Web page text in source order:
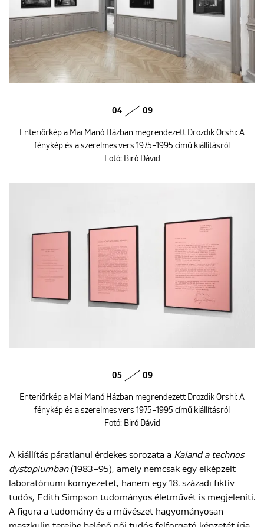
04 09
Enteriőrkép a Mai Manó Házban megrendezett Drozdik Orshi: A
fénykép és a szerelmes vers 1975–1995 című kiállításról
Fotó: Biró Dávid
05 09
Enteriőrkép a Mai Manó Házban megrendezett Drozdik Orshi: A
fénykép és a szerelmes vers 1975–1995 című kiállításról
Fotó: Biró Dávid
A kiállítás páratlanul érdekes sorozata a Kaland a technos
dystopiumban(1983–95), amely nemcsak egy elképzelt
laboratóriumi környezetet, hanem egy 18. századi fiktív
tudós, Edith Simpson tudományos életművét is megjeleníti.
A figura a tudomány és a művészet hagyományosan